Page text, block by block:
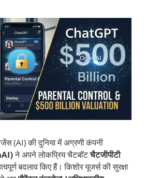
(AI) की दुनिया में अग्रणी कंपनी
ने अपने लोकप्रिय चैटबॉटचैटजीपीटी
बदलाव किए हैं। किशोर यूजर्स की सुरक्षा